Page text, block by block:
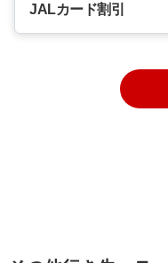
JALカード割引